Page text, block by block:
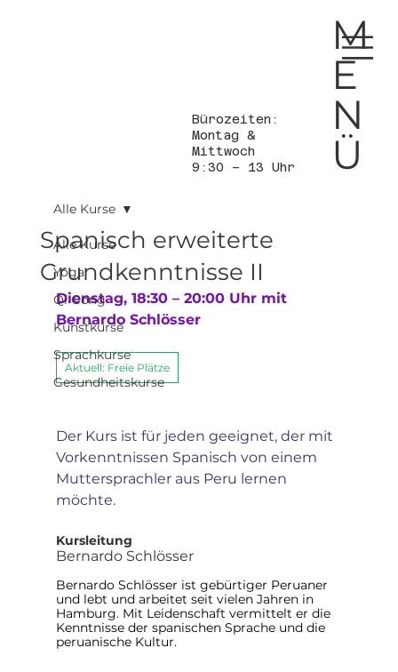
M
E
N
Ü
Bürozeiten:
Montag &
Mittwoch
9:30 – 13 Uhr
Alle Kurse
Yoga
Qi Gong
Kunstkurse
Sprachkurse
Gesundheitskurse
Alle Kurse
Spanisch erweiterte
Grundkenntnisse II
Dienstag, 18:30 – 20:00 Uhr mit
Bernardo Schlösser
Aktuell: Freie Plätze
Der Kurs ist für jeden geeignet, der mit
Vorkenntnissen Spanisch von einem
Muttersprachler aus Peru lernen
möchte.
Kursleitung
Bernardo Schlösser
Bernardo Schlösser ist gebürtiger Peruaner
und lebt und arbeitet seit vielen Jahren in
Hamburg. Mit Leidenschaft vermittelt er die
Kenntnisse der spanischen Sprache und die
peruanische Kultur.